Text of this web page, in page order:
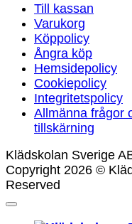
Till kassan
Varukorg
Köppolicy
Ångra köp
Hemsidepolicy
Cookiepolicy
Integritetspolicy
Allmänna frågor
tillskärning
Klädskolan Sverige
Copyright 2026 ©
Reserved